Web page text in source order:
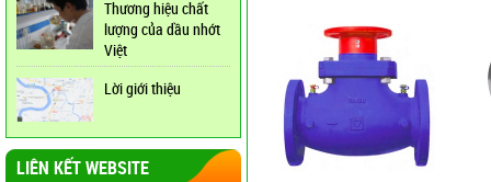
Thương hiệu chất
lượng của dầu nhớt
Việt
Lời giới thiệu
LIÊN KẾT WEBSITE